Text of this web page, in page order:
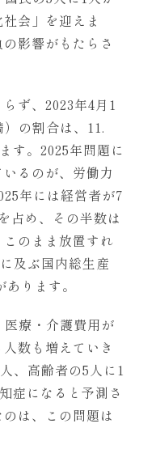
会」を迎えま
影響がもたらさ
ず、2023年4月1
の割合は、11.
す。2025年問題に
るのが、労働力
年には経営者が7
占め、その半数は
のまま放置すれ
及ぶ国内総生産
ります。
療・介護費用が
数も増えていき
、高齢者の5人に1
症になると予測さ
は、この問題は